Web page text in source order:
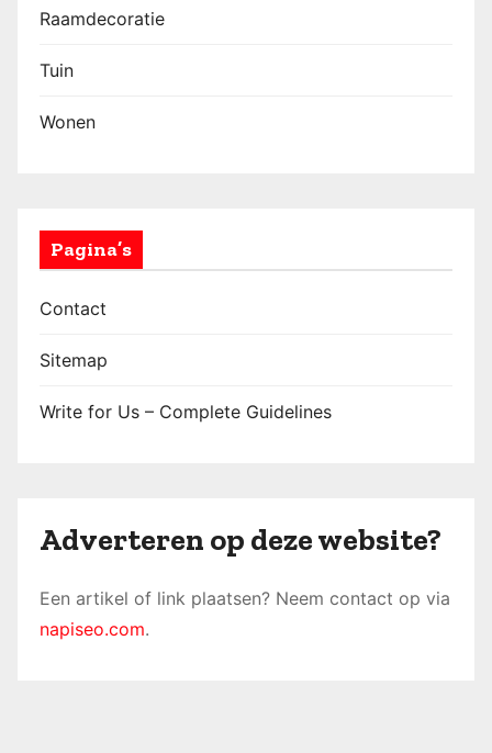
Raamdecoratie
Tuin
Wonen
Pagina’s
Contact
Sitemap
Write for Us – Complete Guidelines
Adverteren op deze website?
Een artikel of link plaatsen? Neem contact op via
napiseo.com.